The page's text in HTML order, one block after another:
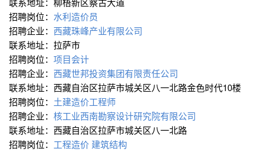
招聘岗位： 水利造价员
招聘企业： 西藏珠峰产业有限公司
联系地址：拉萨市
招聘岗位： 项目会计
招聘企业： 西藏世邦投资集团有限责任公司
联系地址：西藏自治区拉萨市城关区八一北路金色时代10楼
招聘岗位： 土建造价工程师
招聘企业： 核工业西南勘察设计研究院有限公司
联系地址：西藏自治区拉萨市城关区八一北路
招聘岗位： 工程造价 建筑结构